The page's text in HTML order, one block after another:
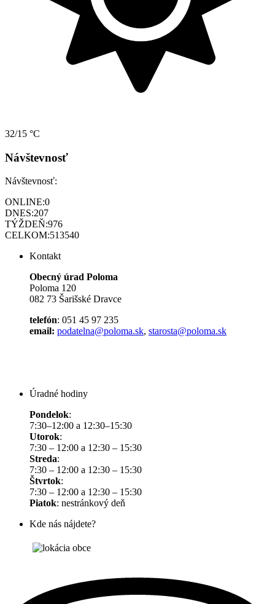
32/15 °C
Návštevnosť
Návštevnosť:
ONLINE:0
DNES:207
TÝŽDEŇ:976
CELKOM:513540
Kontakt
Obecný úrad Poloma
Poloma 120
082 73 Šarišské Dravce
telefón: 051 45 97 235
email: podatelna@poloma.sk, starosta@poloma.sk
Úradné hodiny
Pondelok:
7:30–12:00 a 12:30–15:30
Utorok:
7:30 – 12:00 a 12:30 – 15:30
Streda:
7:30 – 12:00 a 12:30 – 15:30
Štvrtok:
7:30 – 12:00 a 12:30 – 15:30
Piatok: nestránkový deň
Kde nás nájdete?